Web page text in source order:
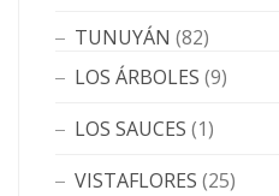
TUNUYÁN (82)
LOS ÁRBOLES (9)
LOS SAUCES (1)
VISTAFLORES (25)